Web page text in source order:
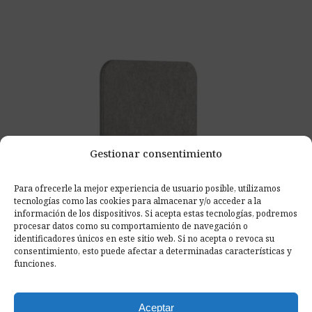
Gestionar consentimiento
Para ofrecerle la mejor experiencia de usuario posible, utilizamos
tecnologías como las cookies para almacenar y/o acceder a la
información de los dispositivos. Si acepta estas tecnologías, podremos
procesar datos como su comportamiento de navegación o
identificadores únicos en este sitio web. Si no acepta o revoca su
consentimiento, esto puede afectar a determinadas características y
funciones.
Aceptar
Tabique Acústico para Escritorio Pro.Felt